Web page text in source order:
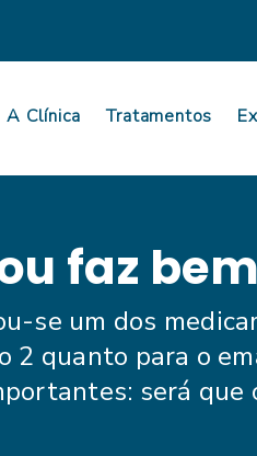
A Clínica Tratamentos
faz
se um dos
quanto para o
será que